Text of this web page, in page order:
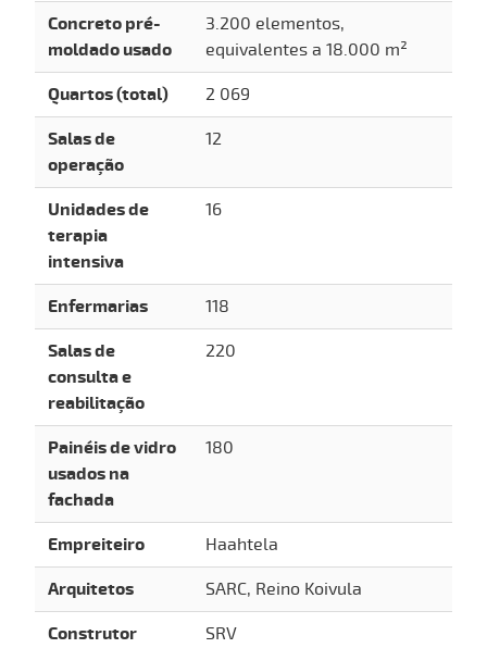
Concreto pré-
moldado usado
3.200 elementos,
equivalentes a 18.000 m²
Quartos (total) 2 069
Salas de
operação
12
Unidades de
terapia
intensiva
16
Enfermarias 118
Salas de
consulta e
reabilitação
220
Painéis de vidro
usados na
fachada
180
Empreiteiro Haahtela
Arquitetos SARC, Reino Koivula
Construtor SRV